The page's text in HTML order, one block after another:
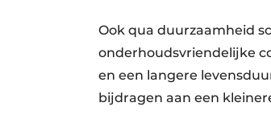
Ook qua duurzaamheid
onderhoudsvriendelijke
en een langere
bijdragen aan een